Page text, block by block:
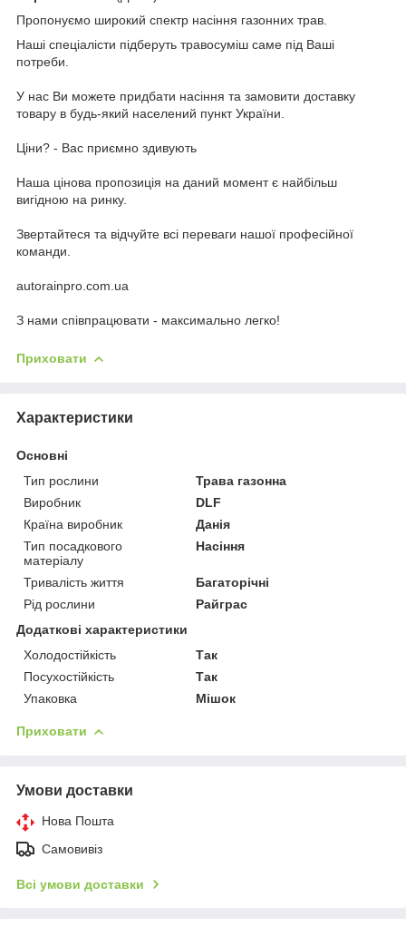
Пропонуємо широкий спектр насіння газонних трав.
Наші спеціалісти підберуть травосуміш саме під Ваші
потреби.
У наc Ви можете придбати насіння та замовити доставку
товару в будь-який населений пункт України.
Ціни? - Вас приємно здивують
Наша цінова пропозиція на даний момент є найбільш
вигідною на ринку.
Звертайтеся та відчуйте всі переваги нашої професійної
команди.
autorainpro.com.ua
З нами співпрацювати - максимально легко!
Приховати
Характеристики
Основні
Тип рослини
Трава газонна
Виробник
DLF
Країна виробник
Данія
Тип посадкового
матеріалу
Насіння
Тривалість життя
Багаторічні
Рід рослини
Райграс
Додаткові характеристики
Холодостійкість
Так
Посухостійкість
Так
Упаковка
Мішок
Приховати
Умови доставки
Нова Пошта
Самовивіз
Всі умови доставки